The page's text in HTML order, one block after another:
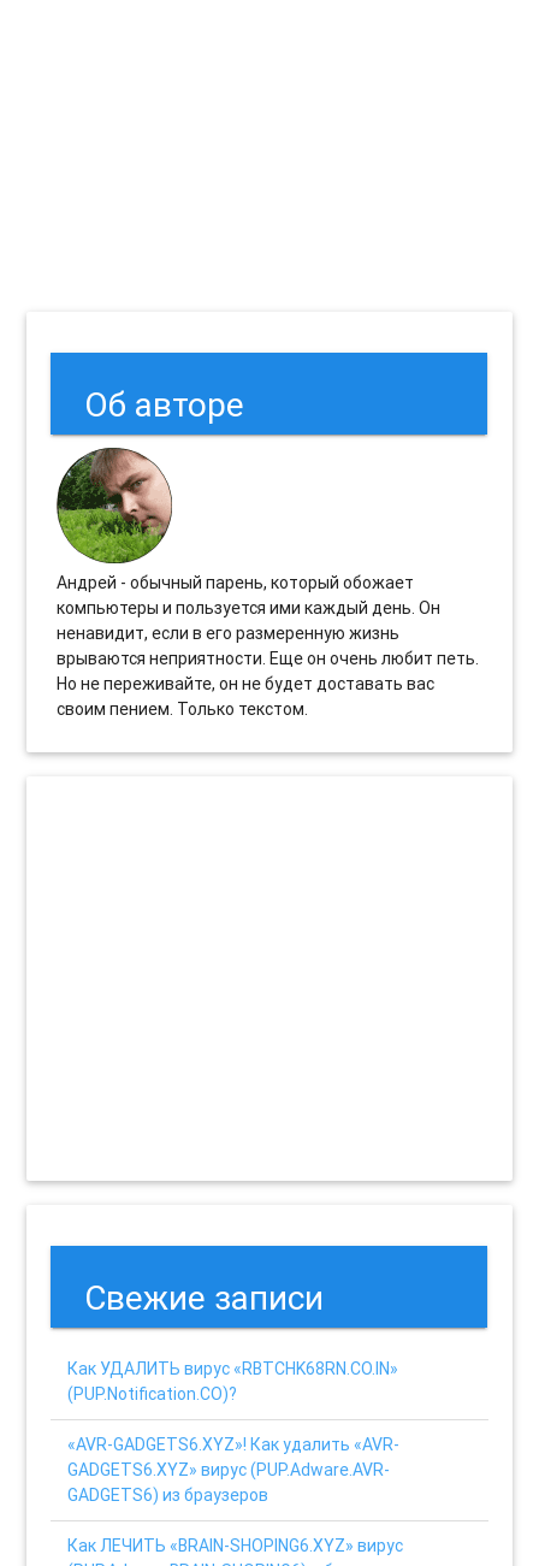
Об авторе
Андрей - обычный парень, который обожает
компьютеры и пользуется ими каждый день. Он
ненавидит, если в его размеренную жизнь
врываются неприятности. Еще он очень любит петь.
Но не переживайте, он не будет доставать вас
своим пением. Только текстом.
Свежие записи
Как УДАЛИТЬ вирус «RBTCHK68RN.CO.IN»
(PUP.Notification.CO)?
«AVR-GADGETS6.XYZ»! Как удалить «AVR-
GADGETS6.XYZ» вирус (PUP.Adware.AVR-
GADGETS6) из браузеров
Как ЛЕЧИТЬ «BRAIN-SHOPING6.XYZ» вирус